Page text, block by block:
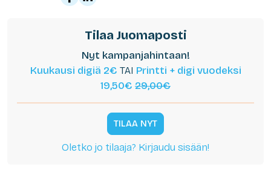
Tilaa Juomaposti
Nyt kampanjahintaan!
Kuukausi digiä 2€ TAI Printti + digi vuodeksi
19,50€ 29,00€
TILAA NYT
Oletko jo tilaaja? Kirjaudu sisään!